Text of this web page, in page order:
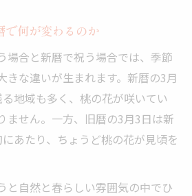
で何が変わるのか
場合と新暦で祝う場合では、季節
きな違いが生まれます。新暦の3月
地域も多く、桃の花が咲いてい
ません。一方、旧暦の3月3日は新
あたり、ちょうど桃の花が見頃を
と自然と春らしい雰囲気の中でひ